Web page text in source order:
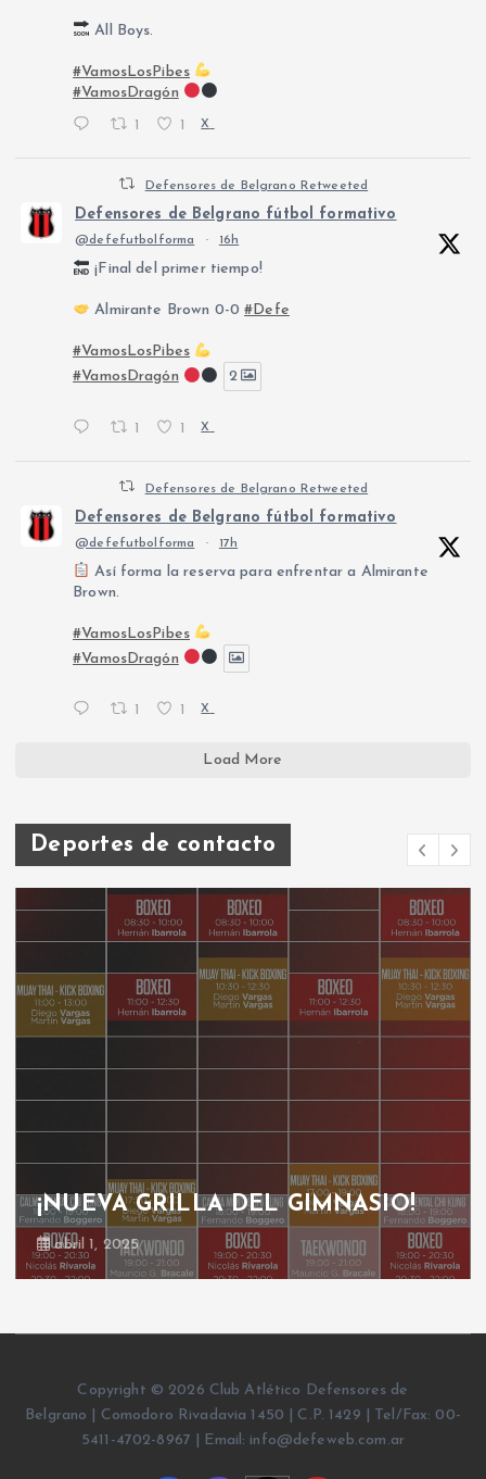
All Boys.
#VamosLosPibes
#VamosDragón
X
Defensores de Belgrano Retweeted
Defensores de Belgrano fútbol formativo
@defefutbolforma · 16h
¡Final del primer tiempo!
Almirante Brown 0-0#Defe
#VamosLosPibes
#VamosDragón
2
1 1 X
Defensores de Belgrano Retweeted
Defensores de Belgrano fútbol formativo
@defefutbolforma · 17h
Así forma la reserva para enfrentar a Almirante
Brown.
#VamosLosPibes
#VamosDragón
X
Load More
Deportes de contacto
¡NUEVA GRILLA DEL GIMNASIO!
abril 1, 2025
Copyright © 2026 Club Atlético Defensores de
Belgrano | Comodoro Rivadavia 1450 | C.P. 1429 | Tel/Fax: 00-
5411-4702-8967 | Email: info@defeweb.com.ar